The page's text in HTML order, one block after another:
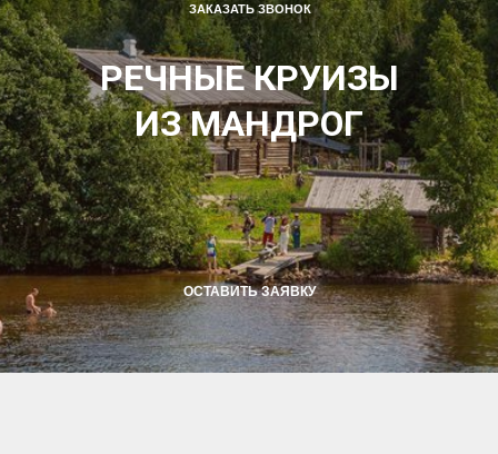
ОСТАВИТЬ ЗАЯВКУ
РЕЧНЫЕ КРУИЗЫ
ИЗ МАНДРОГ
ЗАКАЗАТЬ ЗВОНОК